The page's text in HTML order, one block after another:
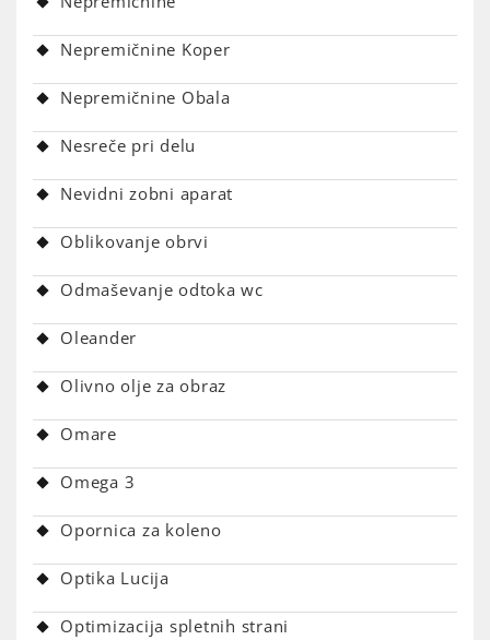
Nepremičnine Koper
Nepremičnine Obala
Nesreče pri delu
Nevidni zobni aparat
Oblikovanje obrvi
Odmaševanje odtoka wc
Oleander
Olivno olje za obraz
Omare
Omega 3
Opornica za koleno
Optika Lucija
Optimizacija spletnih strani